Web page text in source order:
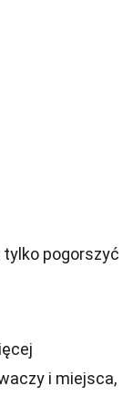
tylko pogorszyć
i miejsca,